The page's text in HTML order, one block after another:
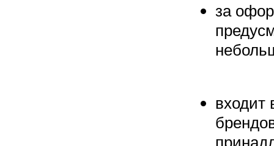
за
входит